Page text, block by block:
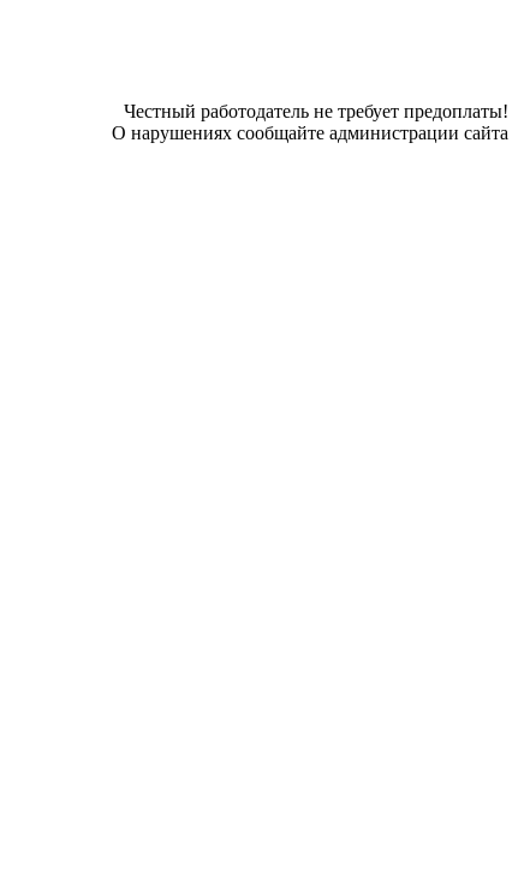
Честный работодатель не требует предоплаты!
О нарушениях сообщайте администрации сайта